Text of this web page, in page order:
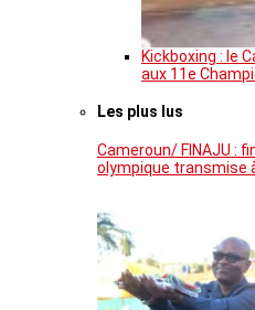
Kickboxing : le
aux 11e
Les plus lus
Cameroun/ FINAJU :
olympique transmise